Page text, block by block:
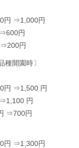
円 ⇒1,000円
円
円
外の品種開園時〕
円 ⇒1,500 円
円
⇒700円
円 ⇒1,300円